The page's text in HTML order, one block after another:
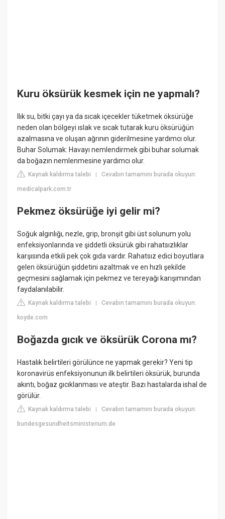
Kuru öksürük kesmek için ne yapmalı?
Ilık su, bitki çayı ya da sıcak içecekler tüketmek öksürüğe
neden olan bölgeyi ıslak ve sıcak tutarak kuru öksürüğün
azalmasına ve oluşan ağrının giderilmesine yardımcı olur.
Buhar Solumak: Havayı nemlendirmek gibi buhar solumak
da boğazın nemlenmesine yardımcı olur.
Kaynak kaldırma talebi |Cevabın tamamını burada okuyun:
medicalpark.com.tr
Pekmez öksürüğe iyi gelir mi?
Soğuk algınlığı, nezle, grip, bronşit gibi üst solunum yolu
enfeksiyonlarında ve şiddetli öksürük gibi rahatsızlıklar
karşısında etkili pek çok gıda vardır. Rahatsız edici boyutlara
gelen öksürüğün şiddetini azaltmak ve en hızlı şekilde
geçmesini sağlamak için pekmez ve tereyağı karışımından
faydalanılabilir.
Kaynak kaldırma talebi |Cevabın tamamını burada okuyun:
koyde.com
Boğazda gıcık ve öksürük Corona mı?
Hastalık belirtileri görülünce ne yapmak gerekir? Yeni tip
koronavirüs enfeksiyonunun ilk belirtileri öksürük, burunda
akıntı, boğaz gıcıklanması ve ateştir. Bazı hastalarda ishal de
görülür.
Kaynak kaldırma talebi |Cevabın tamamını burada okuyun:
bundesgesundheitsministerium.de